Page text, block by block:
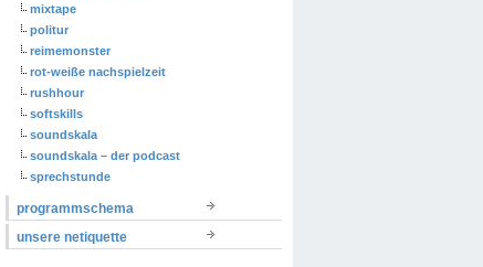
mixtape
politur
reimemonster
rot-weiße nachspielzeit
rushhour
softskills
soundskala
soundskala – der podcast
sprechstunde
programmschema
unsere netiquette